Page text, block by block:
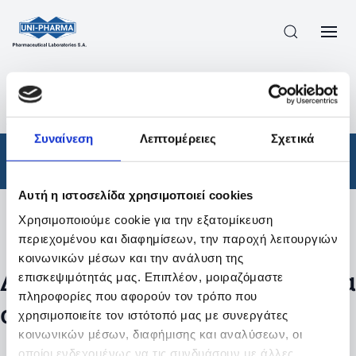
Συναίνεση Λεπτομέρειες Σχετικά
Αυτή η ιστοσελίδα χρησιμοποιεί cookies
Χρησιμοποιούμε cookie για την εξατομίκευση
περιεχομένου και διαφημίσεων, την παροχή λειτουργιών
κοινωνικών μέσων και την ανάλυση της
επισκεψιμότητάς μας. Επιπλέον, μοιραζόμαστε
πληροφορίες που αφορούν τον τρόπο που
χρησιμοποιείτε τον ιστότοπό μας με συνεργάτες
κοινωνικών μέσων, διαφήμισης και αναλύσεων, οι
οποίοι ενδεχομένως να τις συνδυάσουν με άλλες
ΠΡΟΪΟΝΤΑ ΣΥΝΤΑΓΟΓΡΑΦΟΎΜΕΝΑ
/
ΑΠΟΤΕΛΕΣΜΑΤΑ ΑΝΑΖΗΤΗΣΗΣ
Φάρμακα / Συνταγογραφούμενα
Φίλτρα
Δεν βρέθηκαν προϊόντα με τα
συγκεκριμένα φίλτρα